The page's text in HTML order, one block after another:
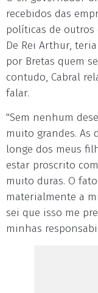
recebidos das
políticas de outros
De Rei Arthur,
por Bretas quem
contudo, Cabral
falar.
"Sem nenhum
muito grandes. As
longe dos meus
estar proscrito
muito duras. O
materialmente a
sei que isso me
minhas